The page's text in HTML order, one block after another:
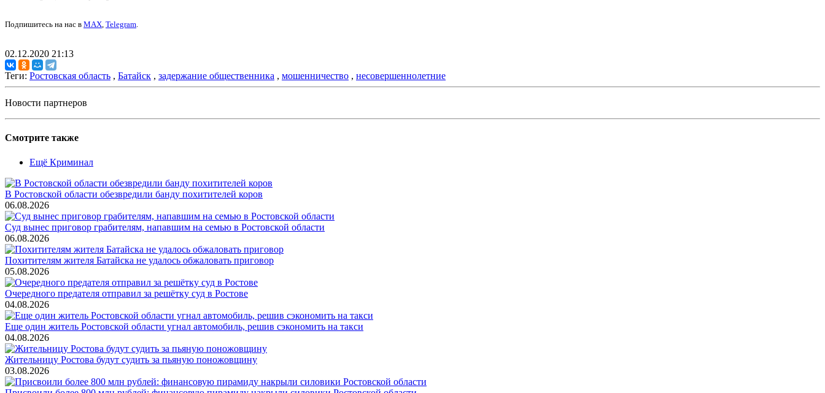
Подпишитесь на нас в MAX, Telegram.
02.12.2020 21:13
Теги: Ростовская область , Батайск , задержание общественника , мошенничество , несовершеннолетние
Новости партнеров
Смотрите также
Ещё Криминал
В Ростовской области обезвредили банду похитителей коров
06.08.2026
Суд вынес приговор грабителям, напавшим на семью в Ростовской области
06.08.2026
Похитителям жителя Батайска не удалось обжаловать приговор
05.08.2026
Очередного предателя отправил за решётку суд в Ростове
04.08.2026
Еще один житель Ростовской области угнал автомобиль, решив сэкономить на такси
04.08.2026
Жительницу Ростова будут судить за пьяную поножовщину
03.08.2026